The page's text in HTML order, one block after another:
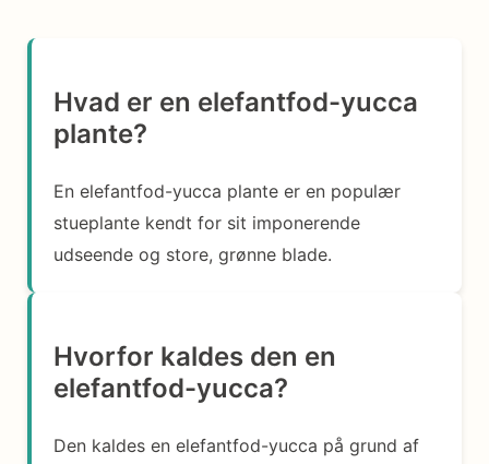
Hvad er en elefantfod-yucca
plante?
En elefantfod-yucca plante er en populær
stueplante kendt for sit imponerende
udseende og store, grønne blade.
Hvorfor kaldes den en
elefantfod-yucca?
Den kaldes en elefantfod-yucca på grund af